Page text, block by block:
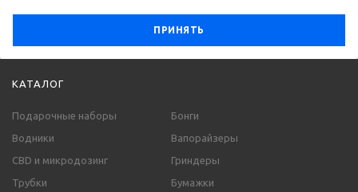
ПРИНЯТЬ
КАТАЛОГ
Подарочные наборы
Бонги
Водники
Вапорайзеры
CBD и микродозинг
Гриндеры
Трубки
Бумажки